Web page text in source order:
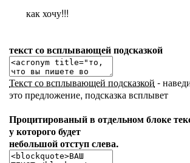
       как хочу!!!
текст со всплывающей подсказкой
Текст со всплывающей подсказкой -
это предложение, подсказка всплывет
Процитированый в отдельном блоке
у которого будет
небольшой отступ слева.